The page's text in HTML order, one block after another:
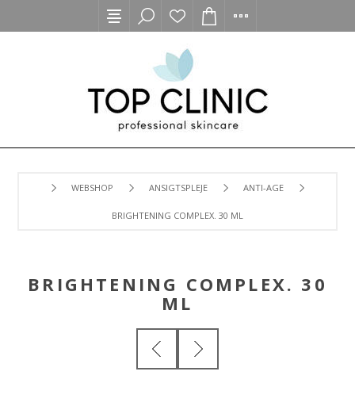
WEBSHOP ANSIGTSPLEJE ANTI-AGE
BRIGHTENING COMPLEX. 30 ML
BRIGHTENING COMPLEX. 30
ML